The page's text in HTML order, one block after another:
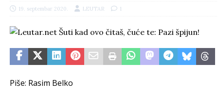
19. septembar 2020. LEUTAR 1
Piše: Rasim Belko